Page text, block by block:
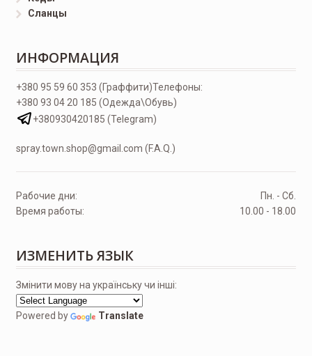
Сланцы
ИНФОРМАЦИЯ
Телефоны:
+380 95 59 60 353 (Граффити)
+380 93 04 20 185 (Одежда\Обувь)
+380930420185 (Telegram)
spray.town.shop@gmail.com (F.A.Q.)
Рабочие дни:
Пн. - Сб.
Время работы:
10.00 - 18.00
ИЗМЕНИТЬ ЯЗЫК
Змінити мову на українську чи інші:
Powered by Translate